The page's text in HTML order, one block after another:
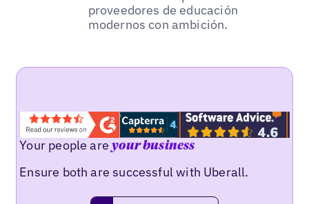
proveedores de educación
modernos con ambición.
Your people areyour business
Ensure both are successful with Uberall.